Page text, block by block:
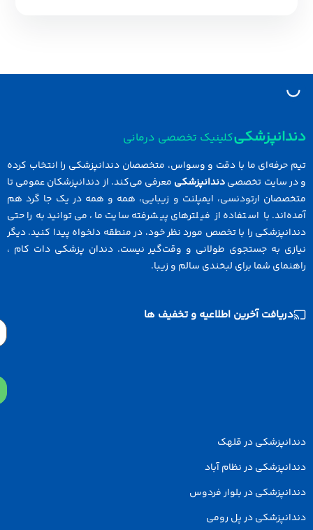
کلینیک تخصصی درمانی
حرفه‌ای ما با دقت و وسواس، متخصصان دندانپزشکی را انتخاب کرده
سایت تخصصیدندانپزشکیمعرفی می‌کند. از دندانپزشکان عمومی تا
ارتودنسی، ایمپلنت و زیبایی، همه و همه در یک جا گرد هم
با استفاده از فیلترهای پیشرفته سایت ما، می‌توانید به راحتی
را با تخصص مورد نظر خود، در منطقه دلخواه پیدا کنید. دیگر
به جستجوی طولانی و وقت‌گیر نیست. دندان پزشکی دات کام ،
شما برای لبخندی سالم و زیبا.
دریافت آخرین اطلاعیه و تخفیف ها
در قلهک
در نظام آباد
در بلوار فردوس
در پل رومی